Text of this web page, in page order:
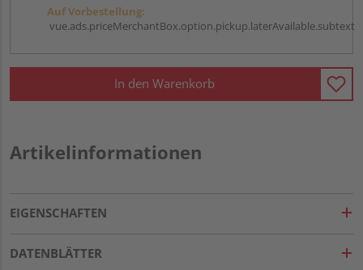
Auf Vorbestellung:
vue.ads.priceMerchantBox.option.pickup.laterAvailable.subtext
In den Warenkorb
Artikelinformationen
EIGENSCHAFTEN
DATENBLÄTTER